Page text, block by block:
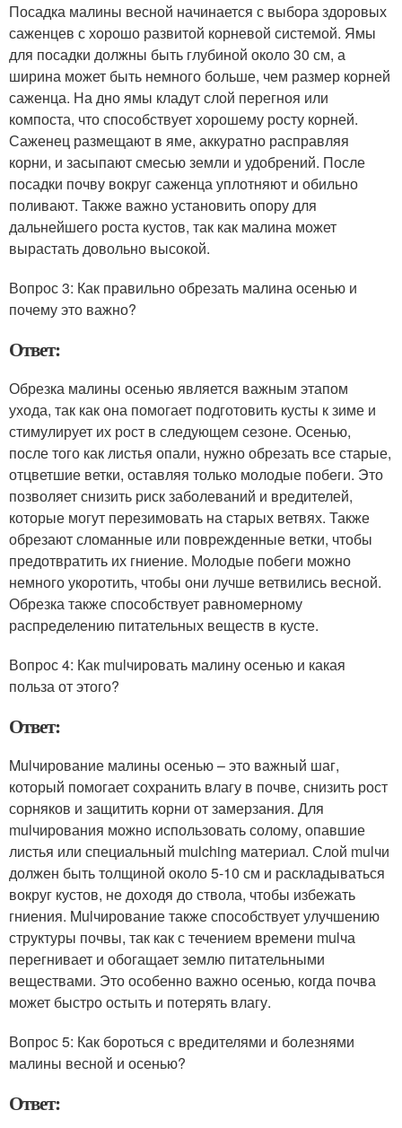
Посадка малины весной начинается с выбора здоровых
саженцев с хорошо развитой корневой системой. Ямы
для посадки должны быть глубиной около 30 см, а
ширина может быть немного больше, чем размер корней
саженца. На дно ямы кладут слой перегноя или
компоста, что способствует хорошему росту корней.
Саженец размещают в яме, аккуратно расправляя
корни, и засыпают смесью земли и удобрений. После
посадки почву вокруг саженца уплотняют и обильно
поливают. Также важно установить опору для
дальнейшего роста кустов, так как малина может
вырастать довольно высокой.
Вопрос 3: Как правильно обрезать малина осенью и
почему это важно?
Ответ:
Обрезка малины осенью является важным этапом
ухода, так как она помогает подготовить кусты к зиме и
стимулирует их рост в следующем сезоне. Осенью,
после того как листья опали, нужно обрезать все старые,
отцветшие ветки, оставляя только молодые побеги. Это
позволяет снизить риск заболеваний и вредителей,
которые могут перезимовать на старых ветвях. Также
обрезают сломанные или поврежденные ветки, чтобы
предотвратить их гниение. Молодые побеги можно
немного укоротить, чтобы они лучше ветвились весной.
Обрезка также способствует равномерному
распределению питательных веществ в кусте.
Вопрос 4: Как mulчировать малину осенью и какая
польза от этого?
Ответ:
Mulчирование малины осенью – это важный шаг,
который помогает сохранить влагу в почве, снизить рост
сорняков и защитить корни от замерзания. Для
mulчирования можно использовать солому, опавшие
листья или специальный mulching материал. Слой mulчи
должен быть толщиной около 5-10 см и раскладываться
вокруг кустов, не доходя до ствола, чтобы избежать
гниения. Mulчирование также способствует улучшению
структуры почвы, так как с течением времени mulча
перегнивает и обогащает землю питательными
веществами. Это особенно важно осенью, когда почва
может быстро остыть и потерять влагу.
Вопрос 5: Как бороться с вредителями и болезнями
малины весной и осенью?
Ответ: